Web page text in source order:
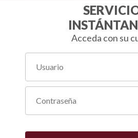
Acceda con su